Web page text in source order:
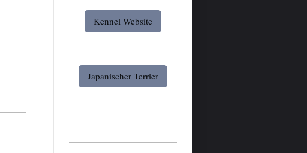
Kennel Website
Japanischer Terrier